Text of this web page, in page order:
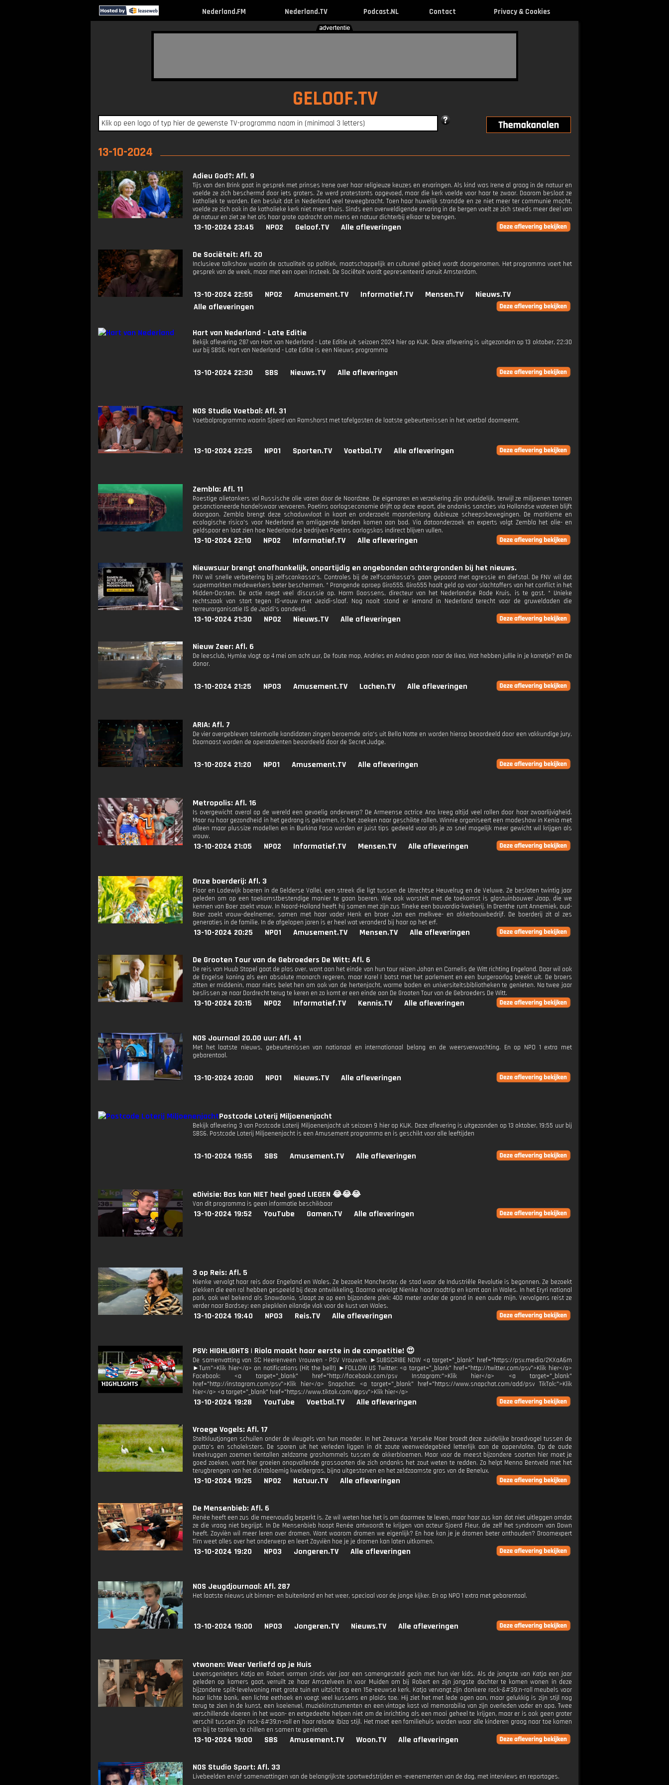
Nederland.FM Nederland.TV Podcast.NL Contact Privacy & Cookies
GELOOF.TV
13-10-2024
Adieu God?: Afl. 9
Tijs van den Brink gaat in gesprek met prinses Irene over haar religieuze keuzes en ervaringen. Als kind was Irene al graag in de natuur en
voelde ze zich beschermd door iets groters. Ze werd protestants opgevoed, maar die kerk voelde voor haar te zwaar. Daarom besloot ze
katholiek te worden. Een besluit dat in Nederland veel teweegbracht. Toen haar huwelijk strandde en ze niet meer ter communie mocht,
voelde ze zich ook in de katholieke kerk niet meer thuis. Sinds een overweldigende ervaring in de bergen voelt ze zich steeds meer deel van
de natuur en ziet ze het als haar grote opdracht om mens en natuur dichterbij elkaar te brengen.
13-10-2024 23:45 NPO2 Geloof.TV Alle afleveringen
De Sociëteit: Afl. 20
Inclusieve talkshow waarin de actualiteit op politiek, maatschappelijk en cultureel gebied wordt doorgenomen. Het programma voert het
gesprek van de week, maar met een open insteek. De Sociëteit wordt gepresenteerd vanuit Amsterdam.
13-10-2024 22:55 NPO2 Amusement.TV Informatief.TV Mensen.TV
Nieuws.TV
Alle afleveringen
Hart van Nederland - Late Editie
Bekijk aflevering 287 van Hart van Nederland - Late Editie uit seizoen 2024 hier op KIJK. Deze aflevering is uitgezonden op 13 oktober, 22:30
uur bij SBS6. Hart van Nederland - Late Editie is een Nieuws programma
13-10-2024 22:30 SBS Nieuws.TV Alle afleveringen
NOS Studio Voetbal: Afl. 31
Voetbalprogramma waarin Sjoerd van Ramshorst met tafelgasten de laatste gebeurtenissen in het voetbal doorneemt.
13-10-2024 22:25 NPO1 Sporten.TV Voetbal.TV Alle afleveringen
Zembla: Afl. 11
Roestige olietankers vol Russische olie varen door de Noordzee. De eigenaren en verzekering zijn onduidelijk, terwijl ze miljoenen tonnen
gesanctioneerde handelswaar vervoeren. Poetins oorlogseconomie drijft op deze export, die ondanks sancties via Hollandse wateren blijft
doorgaan. Zembla brengt deze schaduwvloot in kaart en onderzoekt maandenlang dubieuze scheepsbewegingen. De maritieme en
ecologische risico's voor Nederland en omliggende landen komen aan bod. Via dataonderzoek en experts volgt Zembla het olie- en
geldspoor en laat zien hoe Nederlandse bedrijven Poetins oorlogskas indirect blijven vullen.
13-10-2024 22:10 NPO2 Informatief.TV Alle afleveringen
Nieuwsuur brengt onafhankelijk, onpartijdig en ongebonden achtergronden bij het nieuws.
FNV wil snelle verbetering bij zelfscankassa's. Controles bij de zelfscankassa's gaan gepaard met agressie en diefstal. De FNV wil dat
supermarkten medewerkers beter beschermen. * Prangende oproep Giro555. Giro555 haalt geld op voor slachtoffers van het conflict in het
Midden-Oosten. De actie roept veel discussie op. Harm Goossens, directeur van het Nederlandse Rode Kruis, is te gast. * Unieke
rechtszaak van start tegen IS-vrouw met Jezidi-slaaf. Nog nooit stond er iemand in Nederland terecht voor de gruweldaden die
terreurorganisatie IS de Jezidi's aandeed.
13-10-2024 21:30 NPO2 Nieuws.TV Alle afleveringen
Nieuw Zeer: Afl. 6
De leesclub, Hymke vlogt op 4 mei om acht uur, De foute mop, Andries en Andrea gaan naar de Ikea, Wat hebben jullie in je karretje? en De
donor.
13-10-2024 21:25 NPO3 Amusement.TV Lachen.TV Alle afleveringen
ARIA: Afl. 7
De vier overgebleven talentvolle kandidaten zingen beroemde aria's uit Bella Notte en worden hierop beoordeeld door een vakkundige jury.
Daarnaast worden de operatalenten beoordeeld door de Secret Judge.
13-10-2024 21:20 NPO1 Amusement.TV Alle afleveringen
Metropolis: Afl. 16
Is overgewicht overal op de wereld een gevoelig onderwerp? De Armeense actrice Ano kreeg altijd veel rollen door haar zwaarlijvigheid.
Maar nu haar gezondheid in het gedrang is gekomen, is het zoeken naar geschikte rollen. Winnie organiseert een modeshow in Kenia met
alleen maar plussize modellen en in Burkina Faso worden er juist tips gedeeld voor als je zo snel mogelijk meer gewicht wil krijgen als
vrouw.
13-10-2024 21:05 NPO2 Informatief.TV Mensen.TV Alle afleveringen
Onze boerderij: Afl. 3
Floor en Lodewijk boeren in de Gelderse Vallei, een streek die ligt tussen de Utrechtse Heuvelrug en de Veluwe. Ze besloten twintig jaar
geleden om op een toekomstbestendige manier te gaan boeren. Wie ook worstelt met de toekomst is glastuinbouwer Jaap, die we
kennen van Boer zoekt vrouw. In Noord-Holland heeft hij samen met zijn zus Tineke een bouvardia-kwekerij. In Drenthe runt Annemiek, oud-
Boer zoekt vrouw-deelnemer, samen met haar vader Henk en broer Jan een melkvee- en akkerbouwbedrijf. De boerderij zit al zes
generaties in de familie. In de afgelopen jaren is er heel wat veranderd bij haar op het erf.
13-10-2024 20:25 NPO1 Amusement.TV Mensen.TV Alle afleveringen
De Grooten Tour van de Gebroeders De Witt: Afl. 6
De reis van Huub Stapel gaat de plas over, want aan het einde van hun tour reizen Johan en Cornelis de Witt richting Engeland. Daar wil ook
de Engelse koning als een absolute monarch regeren, maar Karel I botst met het parlement en een burgeroorlog breekt uit. De broers
zitten er middenin, maar niets belet hen om ook van de hertenjacht, warme baden en universiteitsbibliotheken te genieten. Na twee jaar
beslissen ze naar Dordrecht terug te keren en zo komt er een einde aan De Grooten Tour van de Gebroeders De Witt.
13-10-2024 20:15 NPO2 Informatief.TV Kennis.TV Alle afleveringen
NOS Journaal 20.00 uur: Afl. 41
Met het laatste nieuws, gebeurtenissen van nationaal en internationaal belang en de weersverwachting. En op NPO 1 extra met
gebarentaal.
13-10-2024 20:00 NPO1 Nieuws.TV Alle afleveringen
Postcode Loterij Miljoenenjacht
Bekijk aflevering 3 van Postcode Loterij Miljoenenjacht uit seizoen 9 hier op KIJK. Deze aflevering is uitgezonden op 13 oktober, 19:55 uur bij
SBS6. Postcode Loterij Miljoenenjacht is een Amusement programma en is geschikt voor alle leeftijden
13-10-2024 19:55 SBS Amusement.TV Alle afleveringen
eDivisie: Bas kan NIET heel goed LIEGEN 😂😂😂
Van dit programma is geen informatie beschikbaar
13-10-2024 19:52 YouTube Gamen.TV Alle afleveringen
3 op Reis: Afl. 5
Nienke vervolgt haar reis door Engeland en Wales. Ze bezoekt Manchester, de stad waar de Industriële Revolutie is begonnen. Ze bezoekt
plekken die een rol hebben gespeeld bij deze ontwikkeling. Daarna vervolgt Nienke haar roadtrip en komt aan in Wales. In het Eryri national
park, ook wel bekend als Snowdonia, slaapt ze op een bijzondere plek: 400 meter onder de grond in een oude mijn. Vervolgens reist ze
verder naar Bardsey: een piepklein eilandje vlak voor de kust van Wales.
13-10-2024 19:40 NPO3 Reis.TV Alle afleveringen
PSV: HIGHLIGHTS | Riola maakt haar eerste in de competitie! 😍
De samenvatting van SC Heerenveen Vrouwen - PSV Vrouwen. ►SUBSCRIBE NOW <a target="_blank" href="https://psv.media/2KXaA6m
►Turn">Klik hier</a> on notifications (Hit the bell!) ►FOLLOW US Twitter: <a target="_blank" href="http://twitter.com/psv">Klik hier</a>
Facebook: <a target="_blank" href="http://facebook.com/psv Instagram:">Klik hier</a> <a target="_blank"
href="http://instagram.com/psv">Klik hier</a> Snapchat: <a target="_blank" href="https://www.snapchat.com/add/psv TikTok:">Klik
hier</a> <a target="_blank" href="https://www.tiktok.com/@psv">Klik hier</a>
13-10-2024 19:28 YouTube Voetbal.TV Alle afleveringen
Vroege Vogels: Afl. 17
Steltkluutjongen schuilen onder de vleugels van hun moeder. In het Zeeuwse Yerseke Moer broedt deze zuidelijke broedvogel tussen de
grutto's en scholeksters. De sporen uit het verleden liggen in dit zoute veenweidegebied letterlijk aan de oppervlakte. Op de oude
kreekruggen zoemen tientallen zeldzame grashommels tussen de akkerbloemen. Maar voor de meest bijzondere soorten hier moet je
goed zoeken, want hier groeien onopvallende grassoorten die zich ondanks het zout weten te redden. Zo helpt Menno Bentveld met het
terugbrengen van het dichtbloemig kweldergras, bijna uitgestorven en het zeldzaamste gras van de Benelux.
13-10-2024 19:25 NPO2 Natuur.TV Alle afleveringen
De Mensenbieb: Afl. 6
Renée heeft een zus die meervoudig beperkt is. Ze wil weten hoe het is om daarmee te leven, maar haar zus kan dat niet uitleggen omdat
ze die vraag niet begrijpt. In De Mensenbieb hoopt Renée antwoordt te krijgen van acteur Sjoerd Fleur, die zelf het syndroom van Down
heeft. Zayvièn wil meer leren over dromen. Want waarom dromen we eigenlijk? En hoe kan je je dromen beter onthouden? Droomexpert
Tim weet alles over het onderwerp en leert Zayvièn hoe je je dromen kan laten uitkomen.
13-10-2024 19:20 NPO3 Jongeren.TV Alle afleveringen
NOS Jeugdjournaal: Afl. 287
Het laatste nieuws uit binnen- en buitenland en het weer, speciaal voor de jonge kijker. En op NPO 1 extra met gebarentaal.
13-10-2024 19:00 NPO3 Jongeren.TV Nieuws.TV Alle afleveringen
vtwonen: Weer Verliefd op je Huis
Levensgenieters Katja en Robert vormen sinds vier jaar een samengesteld gezin met hun vier kids. Als de jongste van Katja een jaar
geleden op kamers gaat, verruilt ze haar Amstelveen in voor Muiden om bij Robert en zijn jongste dochter te komen wonen in deze
bijzondere split-levelwoning met grote tuin en uitzicht op een 15e-eeuwse kerk. Katja vervangt zijn donkere rock-&#39;n-roll meubels voor
haar lichte bank, een lichte eethoek en voegt veel kussens en plaids toe. Hij ziet het met lede ogen aan, maar gelukkig is zijn stijl nog
terug te zien in de kunst, een koeienvel, muziekinstrumenten en een vintage kast vol memorabilia van zijn overleden vader en opa. Twee
verschillende vloeren in het woon- en eetgedeelte helpen niet om de inrichting als een mooi geheel te krijgen, maar er is ook geen groter
verschil tussen zijn rock-&#39;n-roll en haar relaxte Ibiza stijl. Het moet een familiehuis worden waar alle kinderen graag naar toe komen
om bij te tanken, te chillen en samen te genieten.
13-10-2024 19:00 SBS Amusement.TV Woon.TV Alle afleveringen
NOS Studio Sport: Afl. 33
Livebeelden en/of samenvattingen van de belangrijkste sportwedstrijden en -evenementen van de dag, met interviews en reportages.